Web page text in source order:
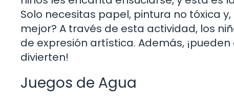
Solo necesitas papel, pintura no tóxica
mejor? A través de esta actividad, los
de expresión artística. Además,
divierten!
Juegos de Agua